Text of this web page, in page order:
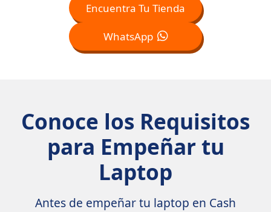
Encuentra Tu Tienda
WhatsApp
Conoce los Requisitos
para Empeñar tu
Laptop
Antes de empeñar tu laptop en Cash